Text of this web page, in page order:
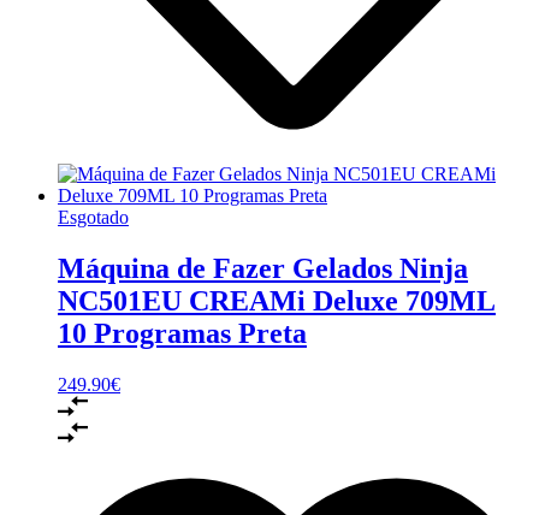
Esgotado
Máquina de Fazer Gelados Ninja
NC501EU CREAMi Deluxe 709ML
10 Programas Preta
249.90€